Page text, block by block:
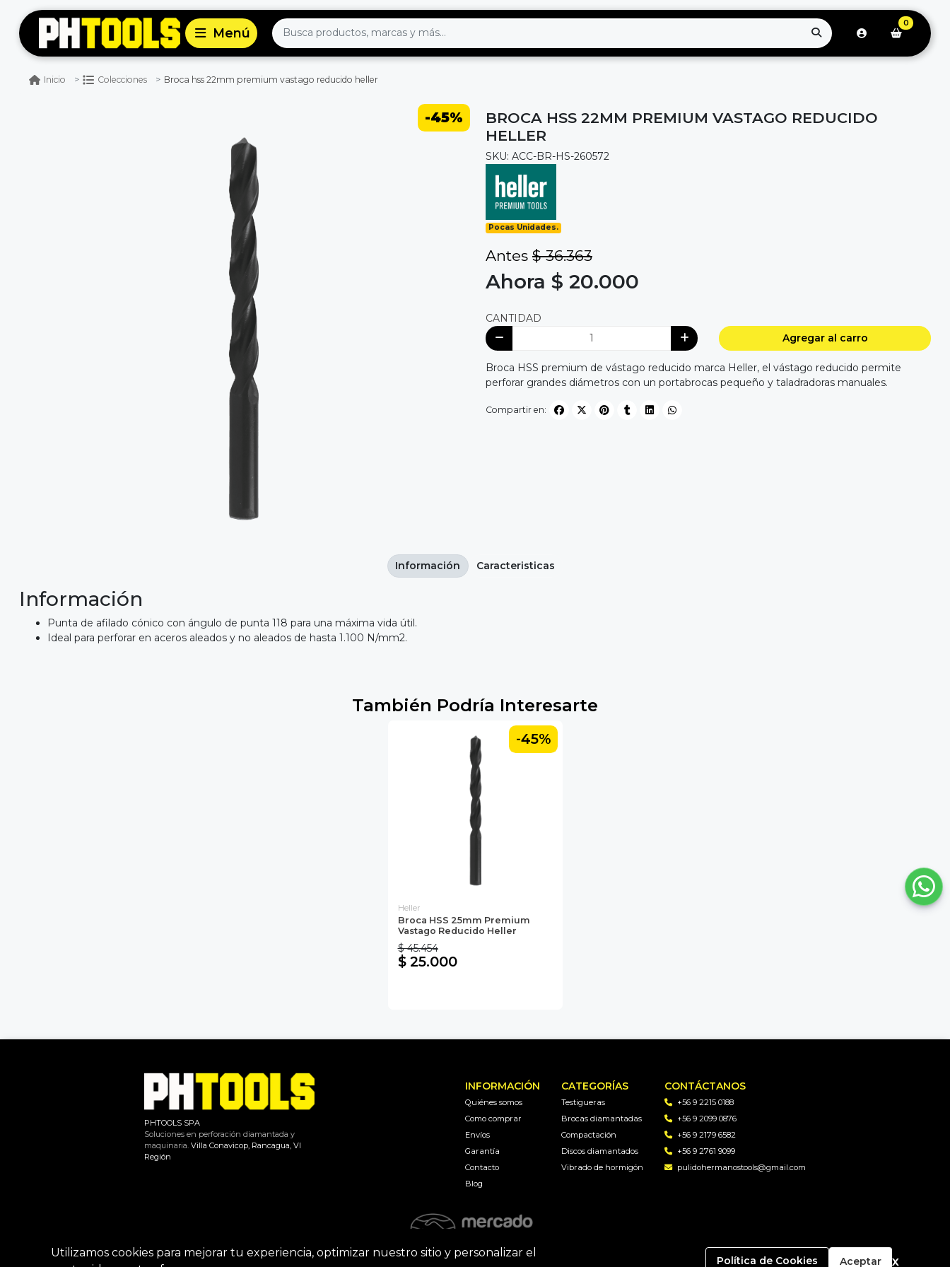
0
Inicio Colecciones Broca hss 22mm premium vastago reducido heller
-45%
BROCA HSS 22MM PREMIUM VASTAGO REDUCIDO
HELLER
SKU: ACC-BR-HS-260572
Pocas Unidades.
Antes $ 36.363
Ahora $ 20.000
CANTIDAD
Agregar al carro
Broca HSS premium de vástago reducido marca Heller, el vástago reducido permite
perforar grandes diámetros con un portabrocas pequeño y taladradoras manuales.
Compartir en:
Información
Punta de afilado cónico con ángulo de punta 118 para una máxima vida útil.
Ideal para perforar en aceros aleados y no aleados de hasta 1.100 N/mm2.
Información Caracteristicas
También Podría Interesarte
-45%
Heller
Broca HSS 25mm Premium
Vastago Reducido Heller
$ 45.454
$ 25.000
PHTOOLS SPA
Soluciones en perforación diamantada y
maquinaria. Villa Conavicop, Rancagua, VI
Región
INFORMACIÓN
Quiénes somos
Como comprar
Envíos
Garantía
Contacto
Blog
CATEGORÍAS
Testigueras
Brocas diamantadas
Compactación
Discos diamantados
Vibrado de hormigón
CONTÁCTANOS
+56 9 2215 0188
+56 9 2099 0876
+56 9 2179 6582
+56 9 2761 9099
pulidohermanostools@gmail.com
Utilizamos cookies para mejorar tu experiencia, optimizar nuestro sitio y personalizar el
Política de Cookies Aceptar x